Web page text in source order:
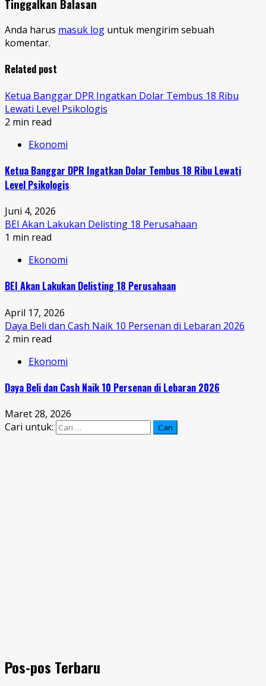
Tinggalkan Balasan
Anda harus masuk log untuk mengirim sebuah
komentar.
Related post
Ketua Banggar DPR Ingatkan Dolar Tembus 18 Ribu
Lewati Level Psikologis
2 min read
Ekonomi
Ketua Banggar DPR Ingatkan Dolar Tembus 18 Ribu Lewati
Level Psikologis
Juni 4, 2026
BEI Akan Lakukan Delisting 18 Perusahaan
1 min read
Ekonomi
BEI Akan Lakukan Delisting 18 Perusahaan
April 17, 2026
Daya Beli dan Cash Naik 10 Persenan di Lebaran 2026
2 min read
Ekonomi
Daya Beli dan Cash Naik 10 Persenan di Lebaran 2026
Maret 28, 2026
Cari untuk:
Pos-pos Terbaru